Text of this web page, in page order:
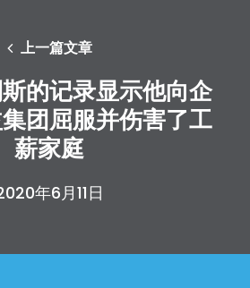
上一篇文章
的记录显示他向企
团屈服并伤害了工
薪家庭
年6月11日